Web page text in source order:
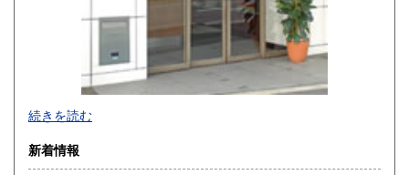
1,760円
創業1932年、京都で和洋古書の販売・学術出版を行っていま
す。江戸期以前の和本、古文書、古地図、古美術品から学術
書まで幅広い年代・ジャンルの商品を取り扱っています。ご
蔵書の買取も承りますので、お気軽にご相談ください。
続きを読む
新着情報